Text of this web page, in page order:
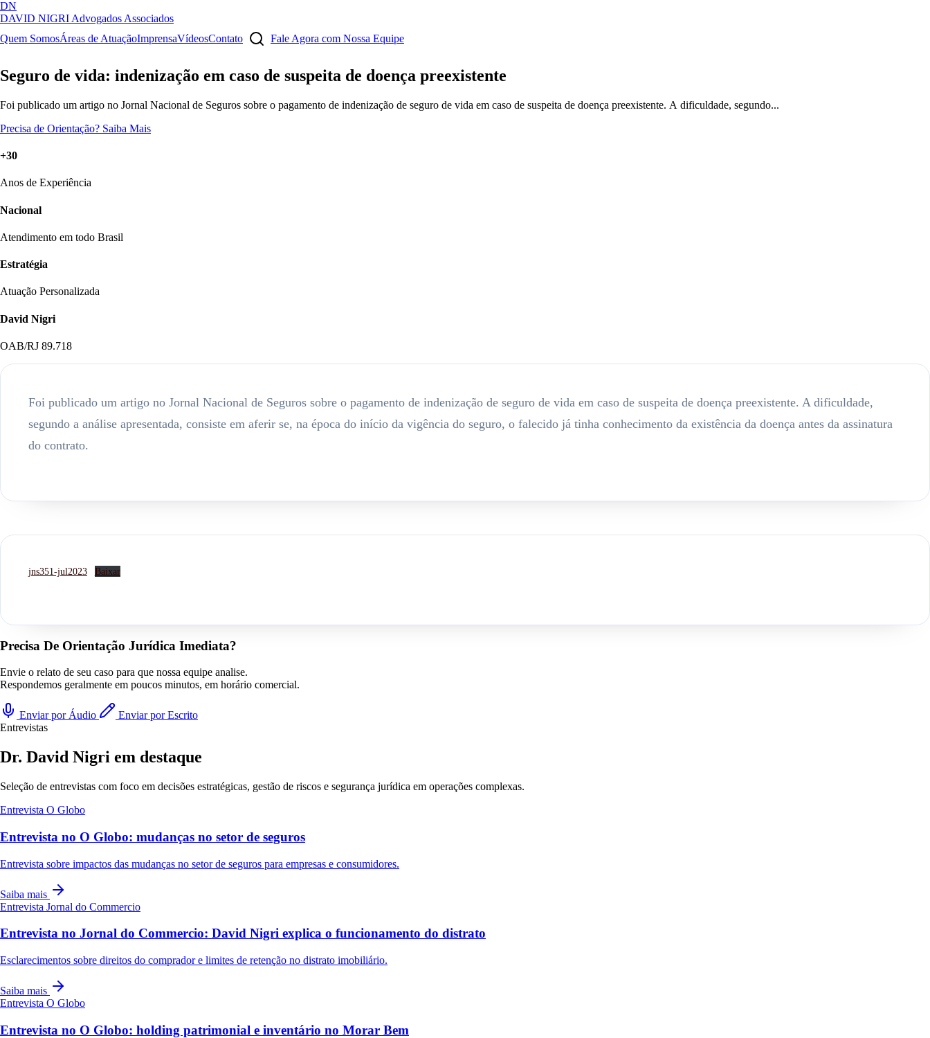
DN
DAVID NIGRI Advogados Associados
Quem SomosÁreas de AtuaçãoImprensaVídeosContato Fale Agora com Nossa Equipe
Artigos, sentenças, áreas de atuação, imprensa...
Seguro de vida: indenização em caso de suspeita de doença preexistente
Foi publicado um artigo no Jornal Nacional de Seguros sobre o pagamento de indenização de seguro de vida em caso de suspeita de doença preexistente. A dificuldade, segundo...
Precisa de Orientação? Saiba Mais
+30
Anos de Experiência
Nacional
Atendimento em todo Brasil
Estratégia
Atuação Personalizada
David Nigri
OAB/RJ 89.718
Foi publicado um artigo no Jornal Nacional de Seguros sobre o pagamento de indenização de seguro de vida em caso de suspeita de doença preexistente. A dificuldade,
segundo a análise apresentada, consiste em aferir se, na época do início da vigência do seguro, o falecido já tinha conhecimento da existência da doença antes da assinatura
do contrato.
jns351-jul2023 Baixar
Precisa De Orientação Jurídica Imediata?
Envie o relato de seu caso para que nossa equipe analise.
Respondemos geralmente em poucos minutos, em horário comercial.
Enviar por Áudio
Enviar por Escrito
Entrevistas
Dr. David Nigri em destaque
Seleção de entrevistas com foco em decisões estratégicas, gestão de riscos e segurança jurídica em operações complexas.
Entrevista O Globo
Entrevista no O Globo: mudanças no setor de seguros
Entrevista sobre impactos das mudanças no setor de seguros para empresas e consumidores.
Saiba mais
Entrevista Jornal do Commercio
Entrevista no Jornal do Commercio: David Nigri explica o funcionamento do distrato
Esclarecimentos sobre direitos do comprador e limites de retenção no distrato imobiliário.
Saiba mais
Entrevista O Globo
Entrevista no O Globo: holding patrimonial e inventário no Morar Bem